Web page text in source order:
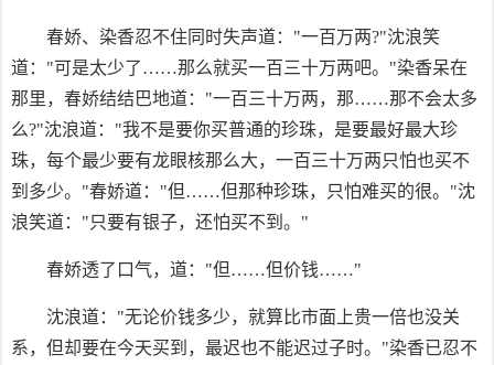
春娇、染香忍不住同时失声道："一百万两?"沈浪笑
道："可是太少了……那么就买一百三十万两吧。"染香呆在
那里，春娇结结巴地道："一百三十万两，那……那不会太多
么?"沈浪道："我不是要你买普通的珍珠，是要最好最大珍
珠，每个最少要有龙眼核那么大，一百三十万两只怕也买不
到多少。"春娇道："但……但那种珍珠，只怕难买的很。"沈
浪笑道："只要有银子，还怕买不到。"
春娇透了口气，道："但……但价钱……"
沈浪道："无论价钱多少，就算比市面上贵一倍也没关
系，但却要在今天买到，最迟也不能迟过子时。"染香已忍不